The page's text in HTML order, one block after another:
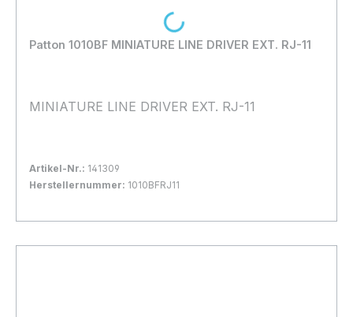
Patton 1010BF MINIATURE LINE DRIVER EXT. RJ-11
MINIATURE LINE DRIVER EXT. RJ-11
Artikel-Nr.: 141309
Herstellernummer: 1010BFRJ11
In den Warenkorb
Loading...